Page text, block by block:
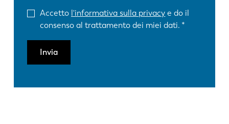
Accetto l'informativa sulla privacy e do il
consenso al trattamento dei miei dati.
Invia